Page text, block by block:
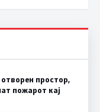
простор,
пожарот кај